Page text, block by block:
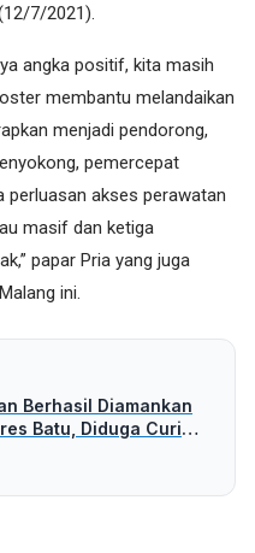
7/2021).
angka positif, kita masih
membantu melandaikan
menjadi pendorong,
pemercepat
perluasan akses perawatan
masif dan ketiga
papar Pria yang juga
ini.
Berhasil Diamankan
Batu, Diduga Curi